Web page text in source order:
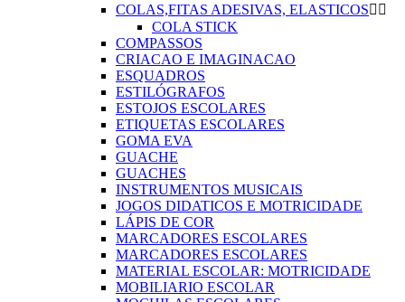
COLAS,FITAS ADESIVAS, ELASTICOS 
COLA STICK
COMPASSOS
CRIACAO E IMAGINACAO
ESQUADROS
ESTILÓGRAFOS
ESTOJOS ESCOLARES
ETIQUETAS ESCOLARES
GOMA EVA
GUACHE
GUACHES
INSTRUMENTOS MUSICAIS
JOGOS DIDATICOS E MOTRICIDADE
LÁPIS DE COR
MARCADORES ESCOLARES
MARCADORES ESCOLARES
MATERIAL ESCOLAR: MOTRICIDADE
MOBILIARIO ESCOLAR